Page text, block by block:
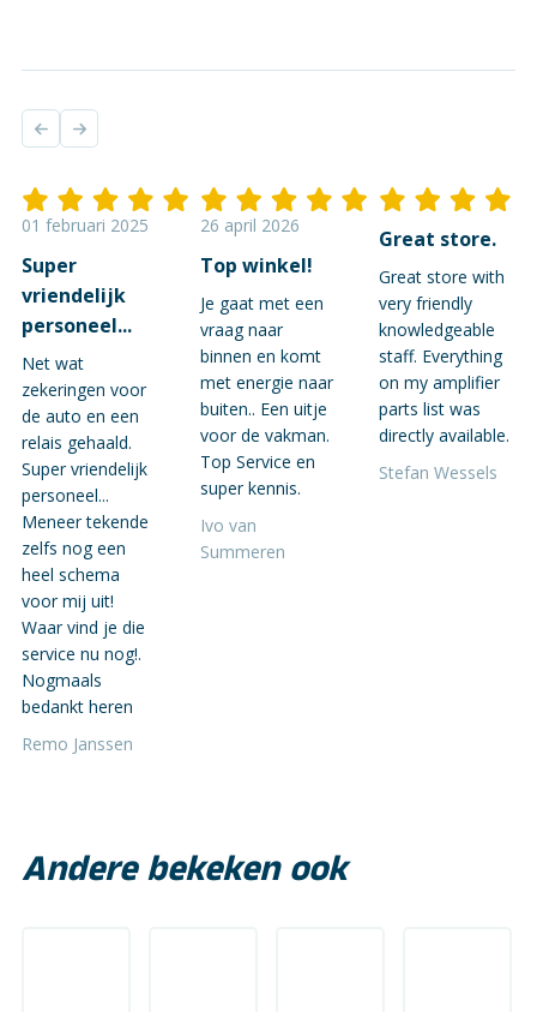
01 februari 2025
Super
vriendelijk
personeel...
Net wat
zekeringen voor
de auto en een
relais gehaald.
Super vriendelijk
personeel...
Meneer tekende
zelfs nog een
heel schema
voor mij uit!
Waar vind je die
service nu nog!.
Nogmaals
bedankt heren
Remo Janssen
26 april 2026
Top winkel!
Je gaat met een
vraag naar
binnen en komt
met energie naar
buiten.. Een uitje
voor de vakman.
Top Service en
super kennis.
Ivo van
Summeren
Great store.
Great store with
very friendly
knowledgeable
staff. Everything
on my amplifier
parts list was
directly available.
Stefan Wessels
Andere bekeken ook